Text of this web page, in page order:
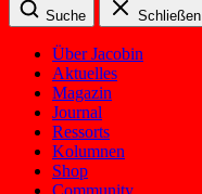
Suche Schließen
Über Jacobin
Aktuelles
Magazin
Journal
Ressorts
Kolumnen
Shop